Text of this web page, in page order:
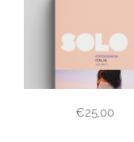
€25,00